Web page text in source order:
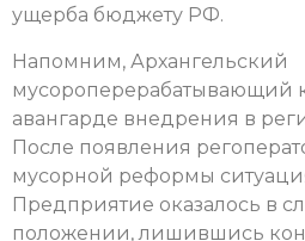
ущерба бюджету РФ.
Напомним, Архангельский
мусороперерабатывающий
авангарде внедрения в
После появления
мусорной реформы
Предприятие оказалось в
положении, лишившись